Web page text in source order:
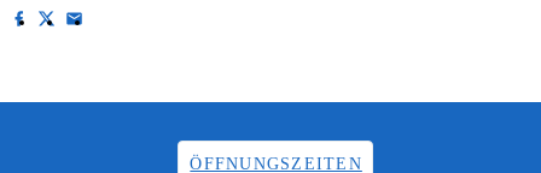
ÖFFNUNGSZEITEN